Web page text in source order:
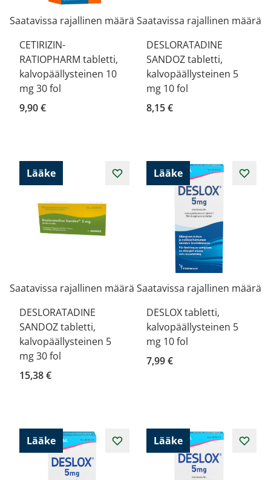
Saatavissa rajallinen määrä
CETIRIZIN-
RATIOPHARM tabletti,
kalvopäällysteinen 10
mg 30 fol
9,90 €
Saatavissa rajallinen määrä
DESLORATADINE
SANDOZ tabletti,
kalvopäällysteinen 5
mg 10 fol
8,15 €
Lääke
Saatavissa rajallinen määrä
DESLORATADINE
SANDOZ tabletti,
kalvopäällysteinen 5
mg 30 fol
15,38 €
Lääke
Saatavissa rajallinen määrä
DESLOX tabletti,
kalvopäällysteinen 5
mg 10 fol
7,99 €
Lääke Lääke